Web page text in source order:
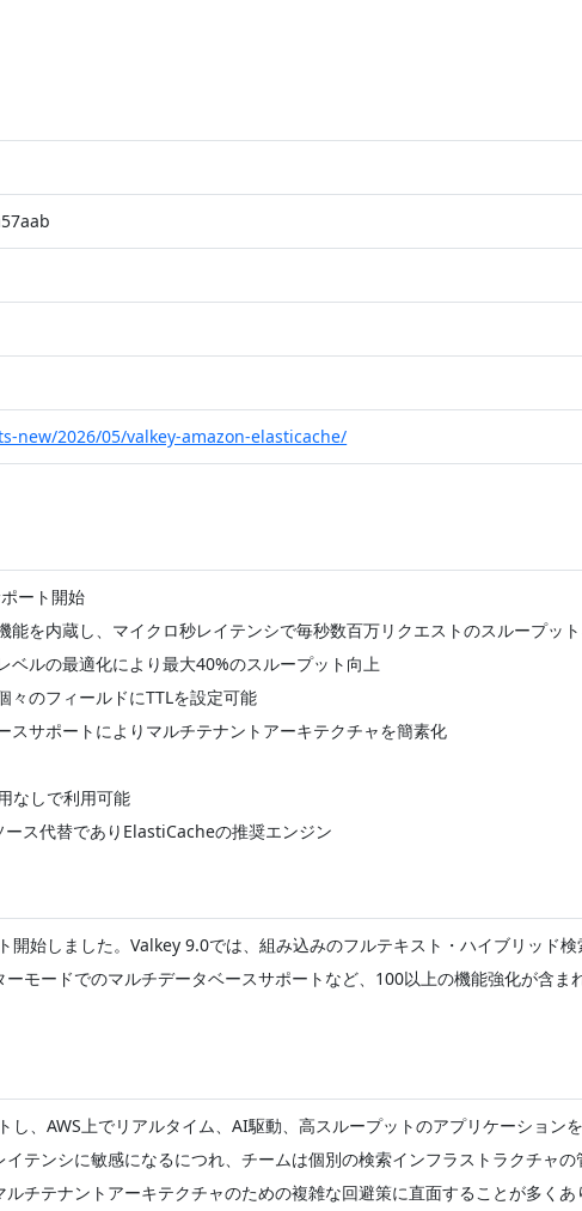
new/2026/05/valkey-amazon-elasticache/
ート開始
能を内蔵し、マイクロ秒レイテンシで毎秒数百万リクエストのスループッ
ベルの最適化により最大40%のスループット向上
々のフィールドにTTLを設定可能
スサポートによりマルチテナントアーキテクチャを簡素化
なしで利用可能
ス代替でありElastiCacheの推奨エンジン
始しました。Valkey 9.0では、組み込みのフルテキスト・ハイブリッド
モードでのマルチデータベースサポートなど、100以上の機能強化が含
、AWS上でリアルタイム、AI駆動、高スループットのアプリケーション
テンシに敏感になるにつれ、チームは個別の検索インフラストラクチャ
チテナントアーキテクチャのための複雑な回避策に直面することが多くあ